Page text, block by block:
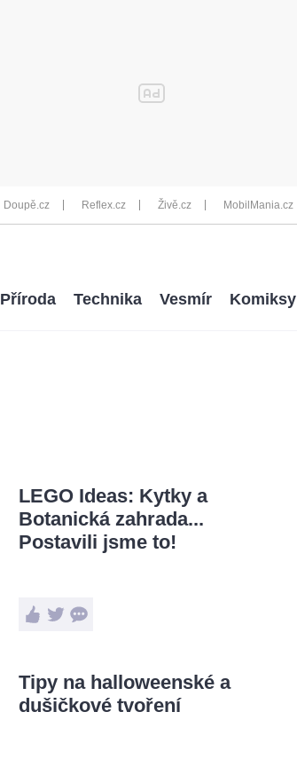
Doupě.cz Reflex.cz Živě.cz MobilMania.cz
Příroda Technika Vesmír Komiksy
LEGO Ideas: Kytky a
Botanická zahrada...
Postavili jsme to!
Tipy na halloweenské a
dušičkové tvoření